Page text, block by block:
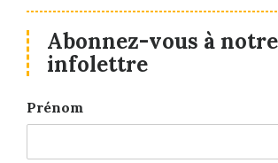
Abonnez-vous à notre
infolettre
Prénom